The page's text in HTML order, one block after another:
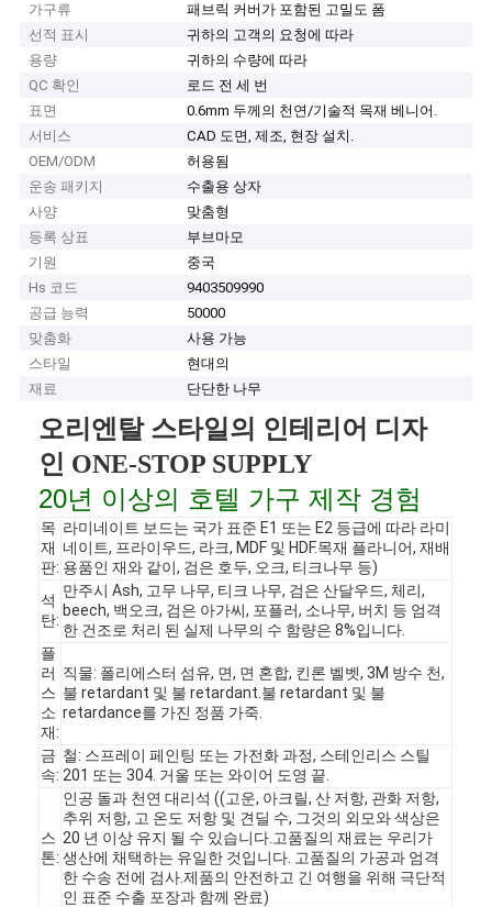
가구류
패브릭 커버가 포함된 고밀도 폼
선적 표시
귀하의 고객의 요청에 따라
용량
귀하의 수량에 따라
QC 확인
로드 전 세 번
표면
0.6mm 두께의 천연/기술적 목재 베니어.
서비스
CAD 도면, 제조, 현장 설치.
OEM/ODM
허용됨
운송 패키지
수출용 상자
사양
맞춤형
등록 상표
부브마모
기원
중국
Hs 코드
9403509990
공급 능력
50000
맞춤화
사용 가능
스타일
현대의
재료
단단한 나무
오리엔탈 스타일의 인테리어 디자
인 ONE-STOP SUPPLY
20년 이상의 호텔 가구 제작 경험
목
재
판:
라미네이트 보드는 국가 표준 E1 또는 E2 등급에 따라 라미
네이트, 프라이우드, 라크, MDF 및 HDF.목재 플라니어, 재배
용품인 재와 같이, 검은 호두, 오크, 티크나무 등)
석
탄:
만주시 Ash, 고무 나무, 티크 나무, 검은 산달우드, 체리,
beech, 백오크, 검은 아가씨, 포플러, 소나무, 버치 등 엄격
한 건조로 처리 된 실제 나무의 수 함량은 8%입니다.
플
러
스
소
재:
직물: 폴리에스터 섬유, 면, 면 혼합, 킨론 벨벳, 3M 방수 천,
불 retardant 및 불 retardant.불 retardant 및 불
retardance를 가진 정품 가죽.
금
속:
철: 스프레이 페인팅 또는 가전화 과정, 스테인리스 스틸
201 또는 304. 거울 또는 와이어 도영 끝.
스
톤:
인공 돌과 천연 대리석 ((고운, 아크릴, 산 저항, 관화 저항,
추위 저항, 고 온도 저항 및 견딜 수, 그것의 외모와 색상은
20 년 이상 유지 될 수 있습니다.고품질의 재료는 우리가
생산에 채택하는 유일한 것입니다. 고품질의 가공과 엄격
한 수송 전에 검사.제품의 안전하고 긴 여행을 위해 극단적
인 표준 수출 포장과 함께 완료)